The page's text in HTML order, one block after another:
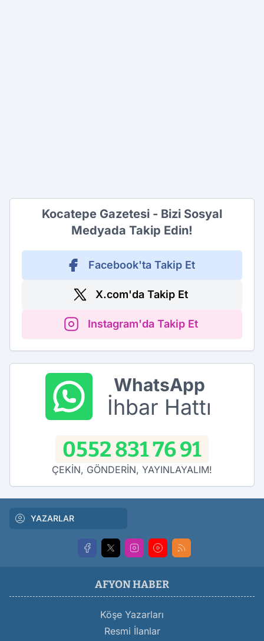
Kocatepe Gazetesi - Bizi Sosyal
Medyada Takip Edin!
Facebook'ta Takip Et
X.com'da Takip Et
Instagram'da Takip Et
WhatsApp
İhbar Hattı
0552 831 76 91
ÇEKİN, GÖNDERİN, YAYINLAYALIM!
YAZARLAR
AFYON HABER
Köşe Yazarları
Resmi İlanlar